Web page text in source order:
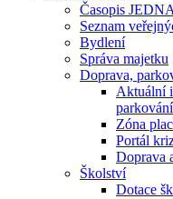
Časopis JEDNA
Seznam
Bydlení
Správa majetku
Doprava,
Aktuální
parkování
Zóna
Portál
Doprava
Školství
Dotace